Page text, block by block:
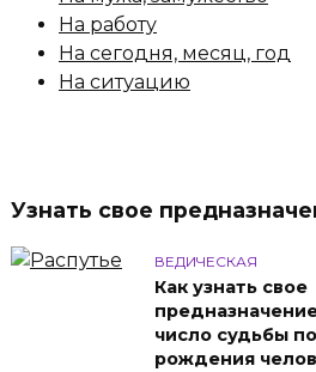
На работу
На сегодня, месяц, год
На ситуацию
Узнать свое
ВЕДИЧЕСКАЯ
Как узнать свое
число судьбы
рождения